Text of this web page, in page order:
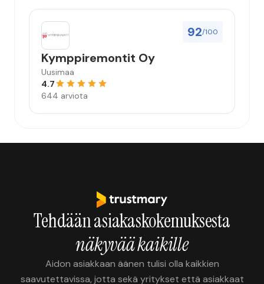
92/100
Kymppiremontit Oy
Uusimaa
4.7
644 arviota
Tehdään asiakaskokemuksesta
näkyvää kaikille
Aidon asiakkaan äänen tulisi olla kaikkien
saavutettavissa, jotta sekä yritykset että asiakkaat